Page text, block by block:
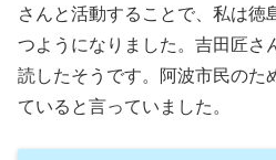
さんと活動することで、私は徳
つようになりました。吉田匠さ
読したそうです。阿波市民のた
ていると言っていました。